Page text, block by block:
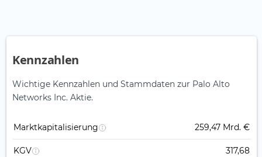
Kennzahlen
Wichtige Kennzahlen und Stammdaten zur Palo Alto
Networks Inc. Aktie.
Marktkapitalisierung 259,47 Mrd. €
KGV 317,68